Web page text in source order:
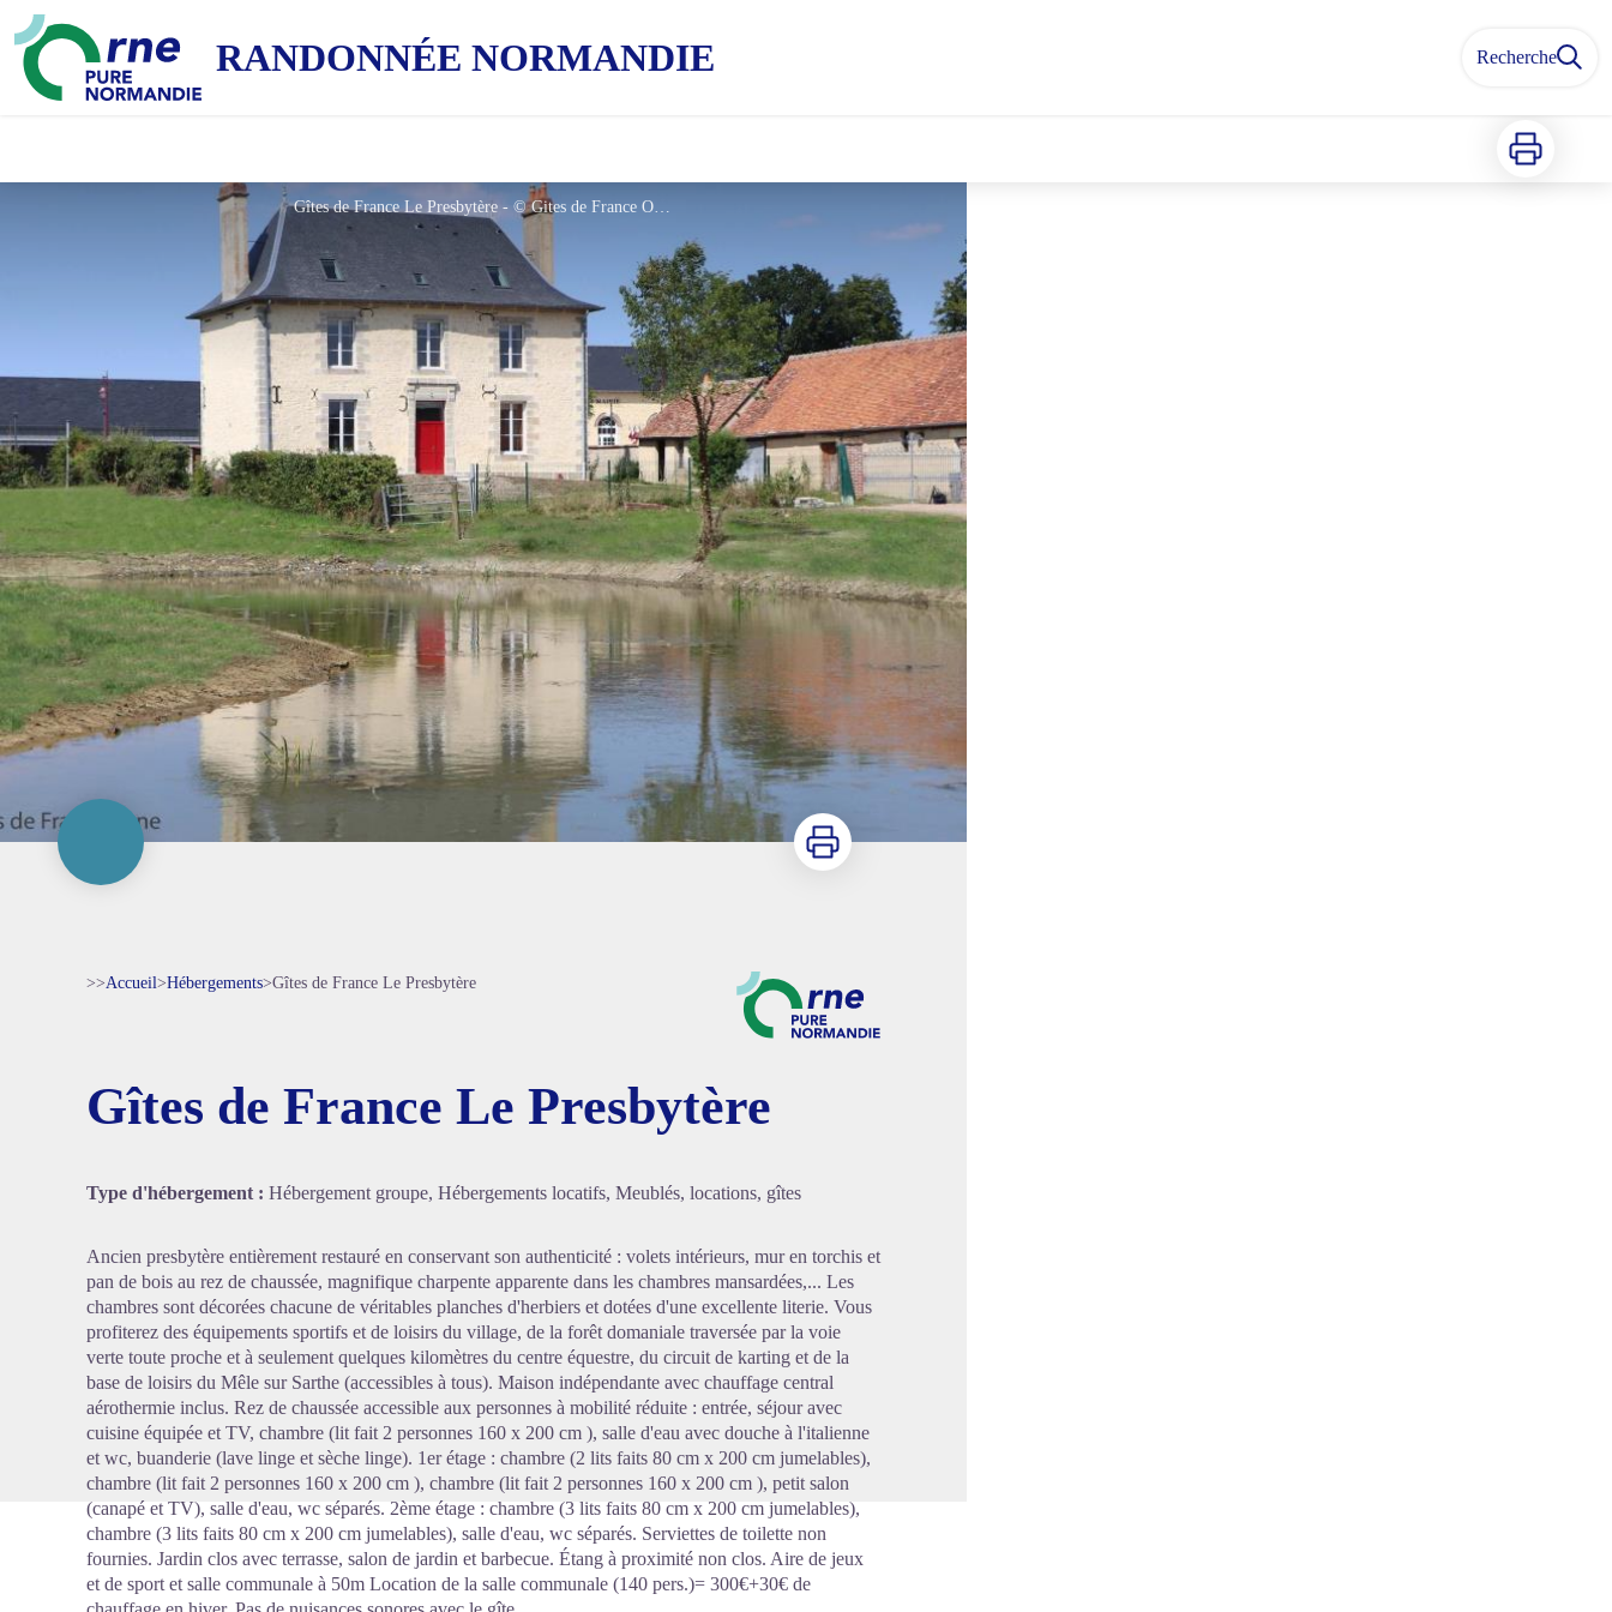
RANDONNÉE NORMANDIE Recherche
Imprimer
Gîtes de France Le Presbytère - © Gites de France Orne
Voir l'image en plein écran
Imprimer
>>Accueil>Hébergements>Gîtes de France Le Presbytère
Gîtes de France Le Presbytère
Type d'hébergement : Hébergement groupe, Hébergements locatifs, Meublés, locations, gîtes
Ancien presbytère entièrement restauré en conservant son authenticité : volets intérieurs, mur en torchis et
pan de bois au rez de chaussée, magnifique charpente apparente dans les chambres mansardées,... Les
chambres sont décorées chacune de véritables planches d'herbiers et dotées d'une excellente literie. Vous
profiterez des équipements sportifs et de loisirs du village, de la forêt domaniale traversée par la voie
verte toute proche et à seulement quelques kilomètres du centre équestre, du circuit de karting et de la
base de loisirs du Mêle sur Sarthe (accessibles à tous). Maison indépendante avec chauffage central
aérothermie inclus. Rez de chaussée accessible aux personnes à mobilité réduite : entrée, séjour avec
cuisine équipée et TV, chambre (lit fait 2 personnes 160 x 200 cm ), salle d'eau avec douche à l'italienne
et wc, buanderie (lave linge et sèche linge). 1er étage : chambre (2 lits faits 80 cm x 200 cm jumelables),
chambre (lit fait 2 personnes 160 x 200 cm ), chambre (lit fait 2 personnes 160 x 200 cm ), petit salon
(canapé et TV), salle d'eau, wc séparés. 2ème étage : chambre (3 lits faits 80 cm x 200 cm jumelables),
chambre (3 lits faits 80 cm x 200 cm jumelables), salle d'eau, wc séparés. Serviettes de toilette non
fournies. Jardin clos avec terrasse, salon de jardin et barbecue. Étang à proximité non clos. Aire de jeux
et de sport et salle communale à 50m Location de la salle communale (140 pers.)= 300€+30€ de